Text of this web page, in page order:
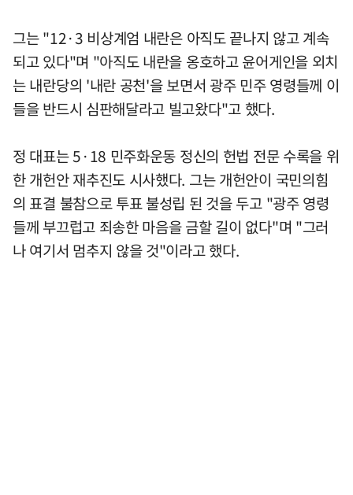
그는 "12·3 비상계엄 내란은 아직도 끝나지 않고 계속
되고 있다"며 "아직도 내란을 옹호하고 윤어게인을 외치
는 내란당의 '내란 공천'을 보면서 광주 민주 영령들께 이
들을 반드시 심판해달라고 빌고왔다"고 했다.
정 대표는 5·18 민주화운동 정신의 헌법 전문 수록을 위
한 개헌안 재추진도 시사했다. 그는 개헌안이 국민의힘
의 표결 불참으로 투표 불성립 된 것을 두고 "광주 영령
들께 부끄럽고 죄송한 마음을 금할 길이 없다"며 "그러
나 여기서 멈추지 않을 것"이라고 했다.